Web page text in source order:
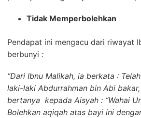
Tidak Memperbolehkan
Pendapat ini mengacu dari riwayat
berbunyi :
“Dari Ibnu Malikah, ia berkata :
laki-laki Abdurrahman bin Abi
bertanya kepada Aisyah : “Wahai
Bolehkan aqiqah atas bayi ini